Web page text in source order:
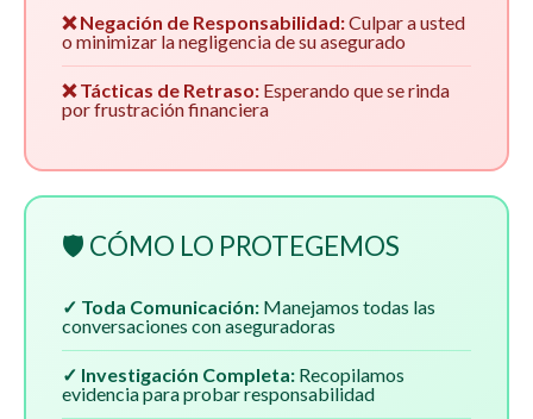
❌ Negación de Responsabilidad:Culpar a usted
o minimizar la negligencia de su asegurado
❌ Tácticas de Retraso: Esperando que se rinda
por frustración financiera
🛡️ CÓMO LO PROTEGEMOS
✓ Toda Comunicación: Manejamos todas las
conversaciones con aseguradoras
✓ Investigación Completa: Recopilamos
evidencia para probar responsabilidad